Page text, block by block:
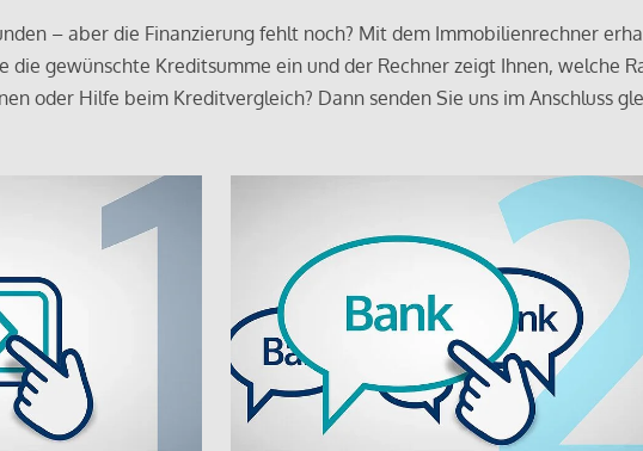
– aber die Finanzierung fehlt noch? Mit dem Immobilienrechner
die gewünschte Kreditsumme ein und der Rechner zeigt Ihnen, welche
oder Hilfe beim Kreditvergleich? Dann senden Sie uns im Anschluss